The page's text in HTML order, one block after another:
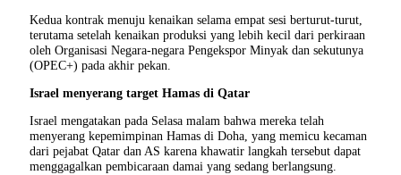
Kedua kontrak menuju kenaikan selama empat sesi berturut-turut,
terutama setelah kenaikan produksi yang lebih kecil dari perkiraan
oleh Organisasi Negara-negara Pengekspor Minyak dan sekutunya
(OPEC+) pada akhir pekan.
Israel menyerang target Hamas di Qatar
Israel mengatakan pada Selasa malam bahwa mereka telah
menyerang kepemimpinan Hamas di Doha, yang memicu kecaman
dari pejabat Qatar dan AS karena khawatir langkah tersebut dapat
menggagalkan pembicaraan damai yang sedang berlangsung.